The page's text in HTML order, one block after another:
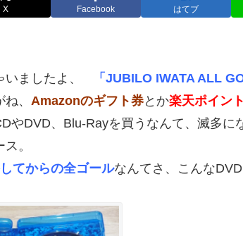
X Facebook はてブ
ましたよ、 「JUBILO IWATA ALL
、 Amazonのギフト券とか楽天ポイント
やDVD、Blu-Rayを買うなんて、滅多
。
てからの全ゴールなんてさ、こんな